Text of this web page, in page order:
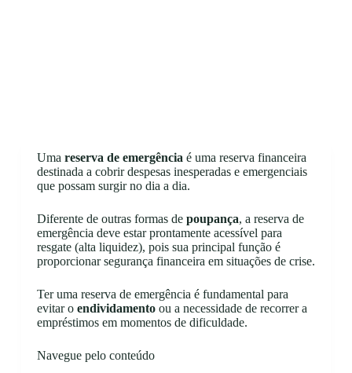
Uma reserva de emergência é uma reserva financeira
destinada a cobrir despesas inesperadas e emergenciais
que possam surgir no dia a dia.
Diferente de outras formas de poupança, a reserva de
emergência deve estar prontamente acessível para
resgate (alta liquidez), pois sua principal função é
proporcionar segurança financeira em situações de crise.
Ter uma reserva de emergência é fundamental para
evitar o endividamentoou a necessidade de recorrer a
empréstimos em momentos de dificuldade.
Navegue pelo conteúdo